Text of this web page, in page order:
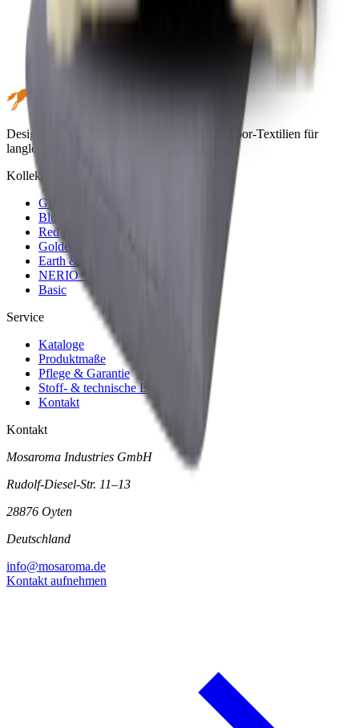
Design trifft Performance. Hochwertige Outdoor-Textilien für
langlebige Momente im Freien.
Kollektionen
Green
Blue
Red
Golden
Earth & Grey
NERIO · Oceana
Basic
Service
Kataloge
Produktmaße
Pflege & Garantie
Stoff- & technische Daten
Kontakt
Kontakt
Mosaroma Industries GmbH
Rudolf-Diesel-Str. 11–13
28876 Oyten
Deutschland
info@mosaroma.de
Kontakt aufnehmen